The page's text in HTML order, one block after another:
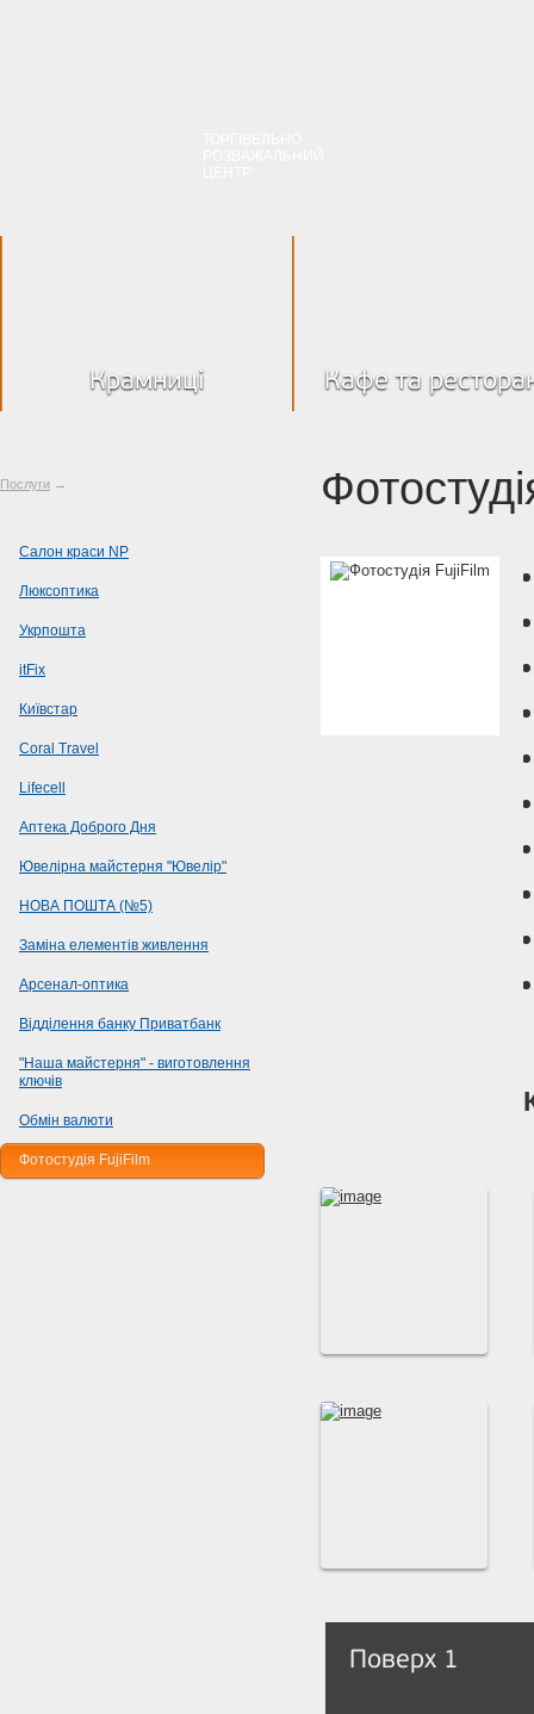
Крамниці Кафе та
Послуги →
Салон краси NP
Люксоптика
Укрпошта
itFix
Київстар
Coral Travel
Lifecell
Аптека Доброго Дня
Ювелірна майстерня "Ювелір"
НОВА ПОШТА (№5)
Заміна елементів живлення
Арсенал-оптика
Відділення банку Приватбанк
"Наша майстерня" - виготовлення
ключів
Обмін валюти
Фотостудія FujiFilm
Поверх 1